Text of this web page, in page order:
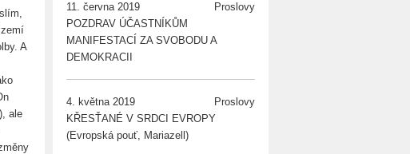
A
ale
11. června 2019
Proslovy
POZDRAV ÚČASTNÍKŮM
MANIFESTACÍ ZA SVOBODU A
DEMOKRACII
4. května 2019
Proslovy
KŘESŤANÉ V SRDCI EVROPY
(Evropská pouť, Mariazell)